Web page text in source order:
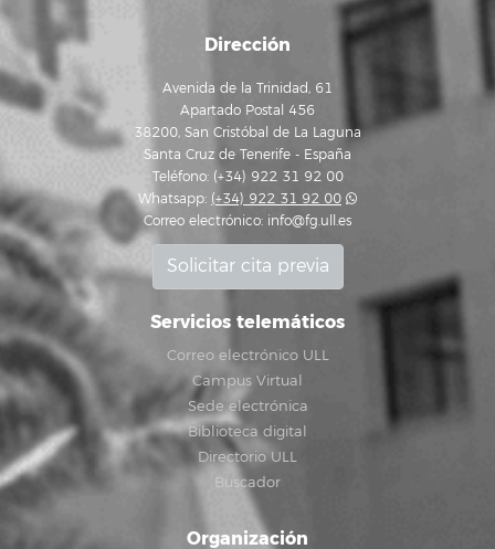
Dirección
Avenida de la Trinidad, 61
Apartado Postal 456
38200, San Cristóbal de La Laguna
Santa Cruz de Tenerife - España
Teléfono: (+34) 922 31 92 00
Whatsapp: (+34) 922 31 92 00
Correo electrónico: info@fg.ull.es
Solicitar cita previa
Servicios telemáticos
Correo electrónico ULL
Campus Virtual
Sede electrónica
Biblioteca digital
Directorio ULL
Buscador
Organización